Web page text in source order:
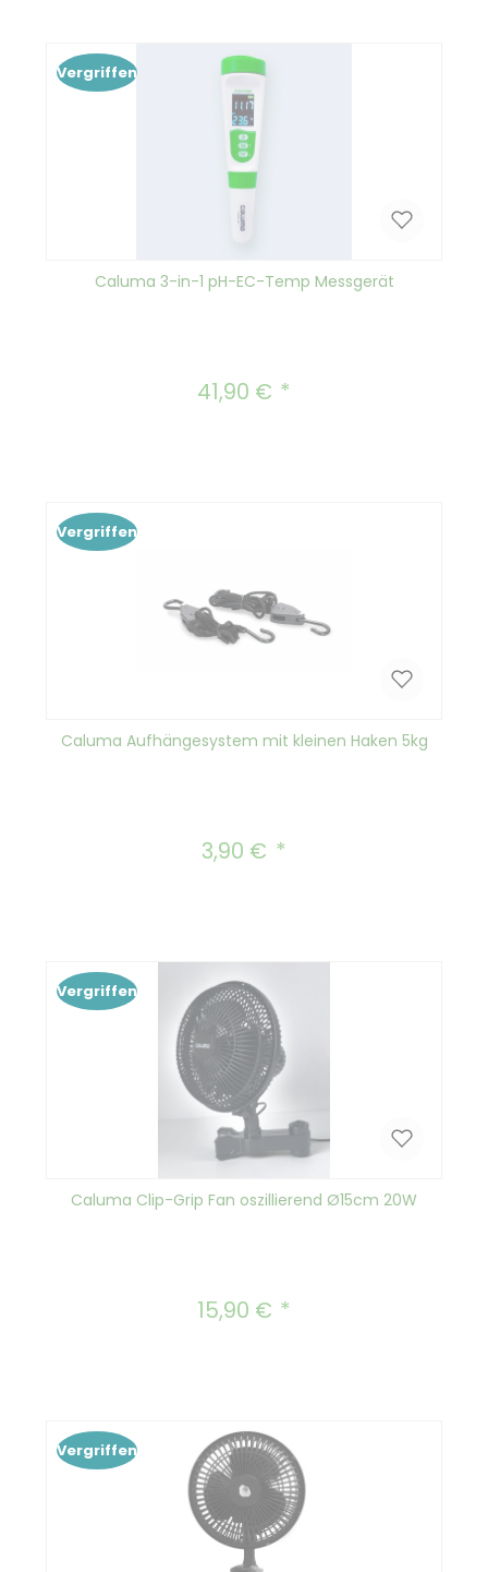
Vergriffen
Caluma 3-in-1 pH-EC-Temp Messgerät
Regulärer Preis:
41,90 €
Vergriffen
Caluma Aufhängesystem mit kleinen Haken 5kg
Regulärer Preis:
3,90 €
Vergriffen
Caluma Clip-Grip Fan oszillierend Ø15cm 20W
Regulärer Preis:
15,90 €
Vergriffen